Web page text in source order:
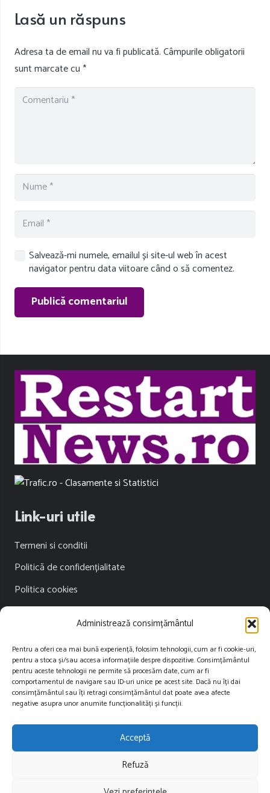
Administrează consimțământul
Pentru a oferi cea mai bună experiență, folosim tehnologii, cum ar fi cookie-uri,
pentru a stoca și/sau accesa informațiile despre dispozitive. Consimțământul
pentru aceste tehnologii ne permite să procesăm date, cum ar fi
comportamentul de navigare sau ID-uri unice pe acest site. Dacă nu îți dai
consimțământul sau îți retragi consimțământul dat poate avea afecte
negative asupra unor anumite funcționalități și funcții.
Acceptă
Refuză
Lasă un răspuns
Adresa ta de email nu va fi publicată.Câmpurile obligatorii
sunt marcate cu *
Salvează-mi numele, emailul și site-ul web în acest
navigator pentru data viitoare când o să comentez.
Publică comentariul
Link-uri utile
Termeni si conditii
Politică de confidențialitate
Politica cookies
Publicitate
Contact
contact@restartnews.ro
publicitate@restartnews.ro
+40756822613